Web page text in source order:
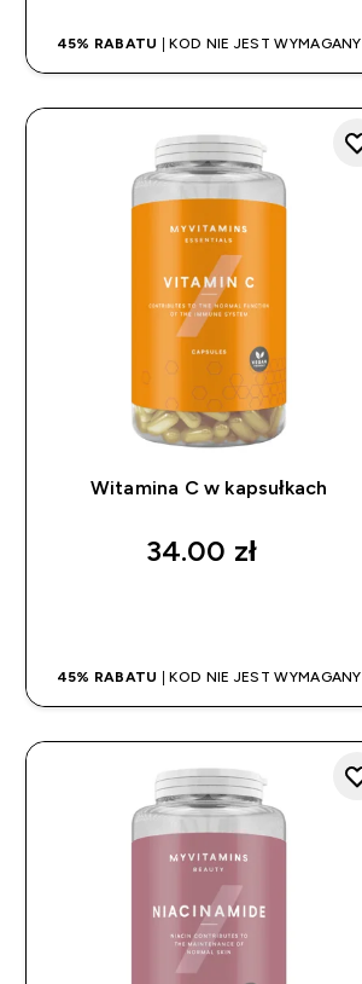
45% RABATU | KOD NIE JEST WYMAGANY
Witamina C w kapsułkach
34.00 zł‎
45% RABATU | KOD NIE JEST WYMAGANY